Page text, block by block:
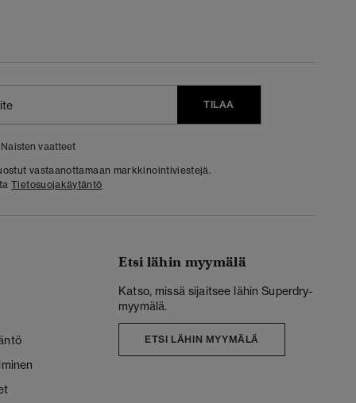
TILAA
Naisten vaatteet
vastaanottamaan markkinointiviestejä.
Tietosuojakäytäntö
Etsi lähin myymälä
Katso, missä sijaitsee lähin Superdry-
myymälä.
ETSI LÄHIN MYYMÄLÄ